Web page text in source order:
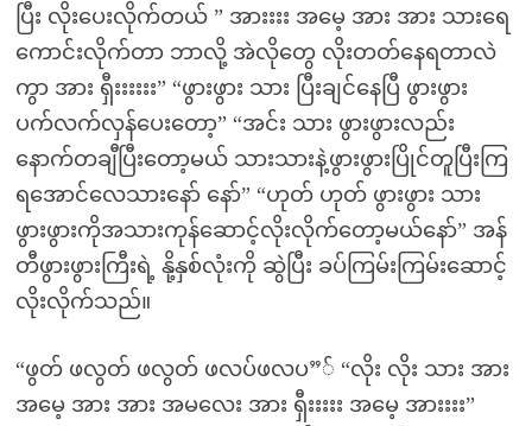
ပြီး လိုးပေးလိုက်တယ် ” အားးးး အမေ့ အား အား သားရေ
ကောင်းလိုက်တာ ဘာလို့ အဲလိုတွေ လိုးတတ်နေရတာလဲ
ကွာ အား ရှီးးးးးး” “ဖွားဖွား သား ပြီးချင်နေပြီ ဖွားဖွား
ပက်လက်လှန်ပေးတော့” “အင်း သား ဖွားဖွားလည်း
နောက်တချီပြီးတော့မယ် သားသားနဲ့ဖွားဖွားပြိုင်တူပြီးကြ
ရအောင်လေသားနော် နော်” “ဟုတ် ဟုတ် ဖွားဖွား သား
ဖွားဖွားကိုအသားကုန်ဆောင့်လိုးလိုက်တော့မယ်နော်” အန်
တီဖွားဖွားကြီးရဲ့ နို့နှစ်လုံးကို ဆွဲပြီး ခပ်ကြမ်းကြမ်းဆောင့်
လိုးလိုက်သည်။
“ဖွတ် ဖလွတ် ဖလွတ် ဖလပ်ဖလပ”် “လိုး လိုး သား အား
အမေ့ အား အား အမလေး အား ရှီးးးးး အမေ့ အားးးး”